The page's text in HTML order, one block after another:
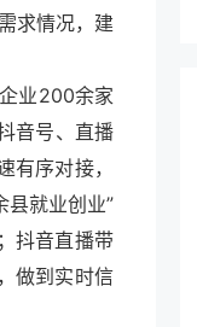
求情况，建
业200余家
音号、直播
序对接，
县就业创业”
抖音直播带
做到实时信